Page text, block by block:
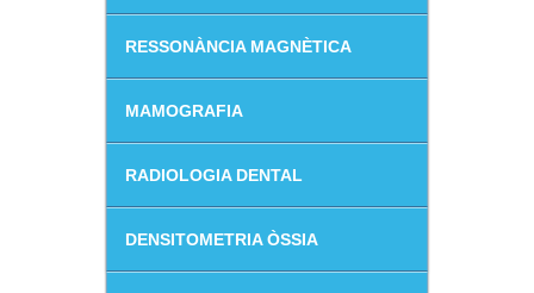
RESSONÀNCIA MAGNÈTICA
MAMOGRAFIA
RADIOLOGIA DENTAL
DENSITOMETRIA ÒSSIA